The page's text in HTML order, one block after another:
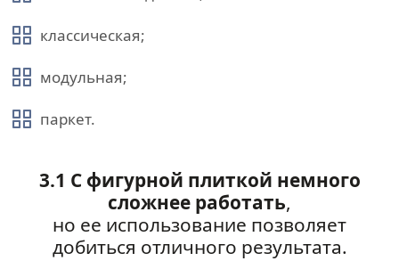
классическая;
модульная;
паркет.
3.1 С фигурной плиткой немного
сложнее работать,
но ее использование позволяет
добиться отличного результата.